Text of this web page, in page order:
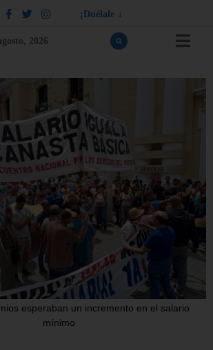
¡ Dué a e a
2026
esperaban un incremento en el salario
mínimo